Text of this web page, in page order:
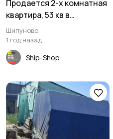
Продается 2-х комнатная
квартира, 53 кв в
Шипуново
Шипуново
1 год назад
Ship-Shop